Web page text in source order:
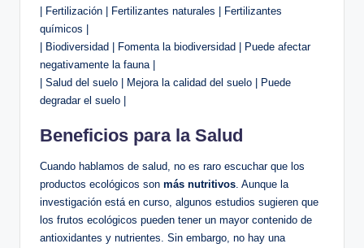
| Fertilización | Fertilizantes naturales | Fertilizantes
químicos |
| Biodiversidad | Fomenta la biodiversidad | Puede afectar
negativamente la fauna |
| Salud del suelo | Mejora la calidad del suelo | Puede
degradar el suelo |
Beneficios para la Salud
Cuando hablamos de salud, no es raro escuchar que los
productos ecológicos son más nutritivos . Aunque la
investigación está en curso, algunos estudios sugieren que
los frutos ecológicos pueden tener un mayor contenido de
antioxidantes y nutrientes. Sin embargo, no hay una